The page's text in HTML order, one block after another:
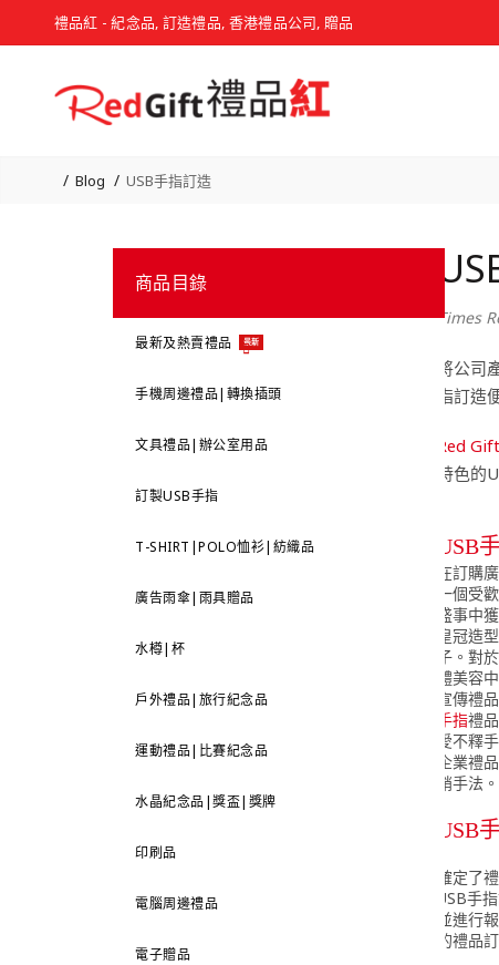
禮品紅 - 紀念品, 訂造禮品, 香港禮品公司, 贈品
Blog USB手指訂造
商品目錄
最新及熱賣禮品 最新
手機周邊禮品|轉換插頭
文具禮品|辦公室用品
訂製USB手指
T-SHIRT|POLO恤衫|紡織品
廣告雨傘|雨具贈品
水樽|杯
戶外禮品|旅行紀念品
運動禮品|比賽紀念品
水晶紀念品|獎盃|獎牌
印刷品
電腦周邊禮品
電子贈品
Times
將公司
指訂造
Red Gift
特色的
USB
在訂購
一個受
盛事中
皇冠造
子。對
體美容
宣傳禮
手指禮
愛不釋
企業禮
銷手法。
USB
確定了
USB手
並進行
的禮品